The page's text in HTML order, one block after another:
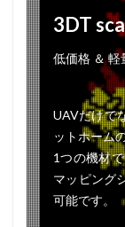
3DT
低価格 ＆ 軽
UAVだけで
ットホーム
1つの機材
マッピング
可能です。